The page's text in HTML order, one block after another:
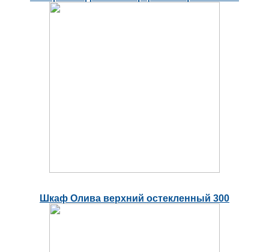
Шкаф Олива верхний остекленный 300